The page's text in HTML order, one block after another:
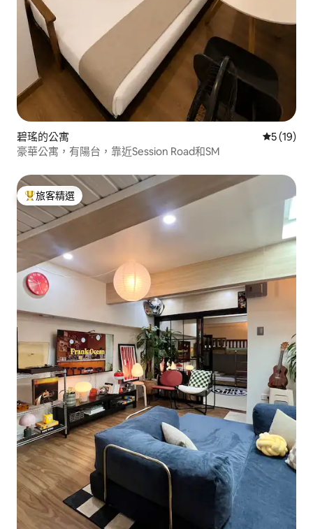
碧瑤的公寓 從 19 則
5 (19)
豪華公寓，有陽台，靠近Session Road和SM
旅客精選榜首
旅客精選